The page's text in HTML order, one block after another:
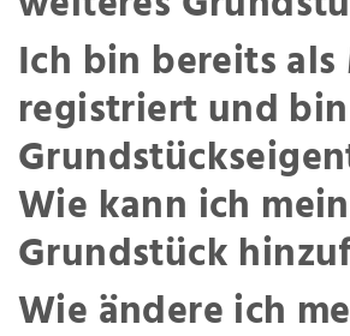
Ich bin bereits
registriert und
Wie kann ich mein
Grundstück
Wie ändere ich